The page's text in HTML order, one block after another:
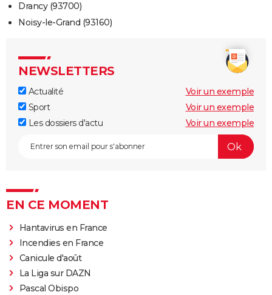
Drancy (93700)
Noisy-le-Grand (93160)
NEWSLETTERS
Actualité
Voir un exemple
Sport
Voir un exemple
Les dossiers d'actu
Voir un exemple
EN CE MOMENT
Hantavirus en France
Incendies en France
Canicule d'août
La Liga sur DAZN
Pascal Obispo